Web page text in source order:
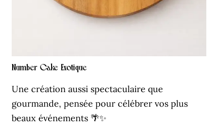
Number Cake Exotique
Une création aussi spectaculaire que
gourmande, pensée pour célébrer vos plus
beaux événements 🌴✨